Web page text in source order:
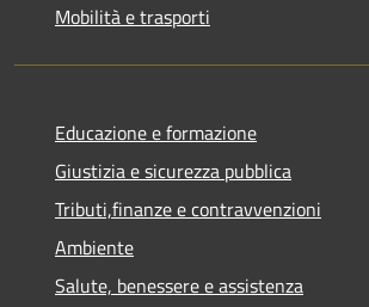
Mobilità e trasporti
Educazione e formazione
Giustizia e sicurezza pubblica
Tributi,finanze e contravvenzioni
Ambiente
Salute, benessere e assistenza